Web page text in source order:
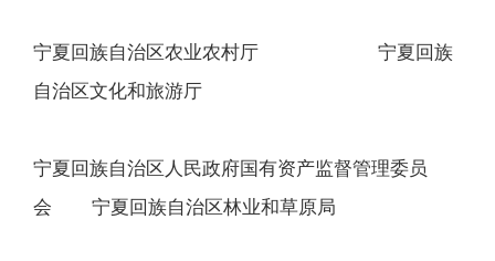
宁夏回族自治区农业农村厅 宁夏回族
自治区文化和旅游厅
宁夏回族自治区人民政府国有资产监督管理委员
会 宁夏回族自治区林业和草原局